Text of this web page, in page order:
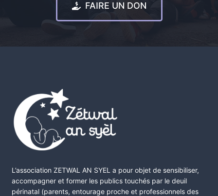
FAIRE UN DON
L’association ZETWAL AN SYEL a pour objet de sensibiliser,
accompagner et former les publics touchés par le deuil
périnatal (parents, entourage proche et professionnels des